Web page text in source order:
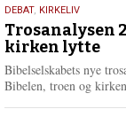
2.
juni
2026
DEBAT, KIRKELIV
Trosanalysen
kirken lytte
Bibelselskabets nye
Bibelen, troen og